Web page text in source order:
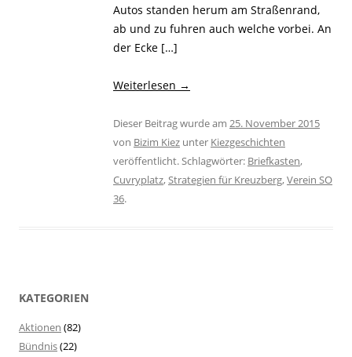
Autos standen herum am Straßenrand,
ab und zu fuhren auch welche vorbei. An
der Ecke […]
Weiterlesen →
Dieser Beitrag wurde am 25. November 2015
von Bizim Kiez unter Kiezgeschichten
veröffentlicht. Schlagwörter: Briefkasten,
Cuvryplatz,Strategien für Kreuzberg,Verein SO
36.
KATEGORIEN
Aktionen (82)
Bündnis(22)